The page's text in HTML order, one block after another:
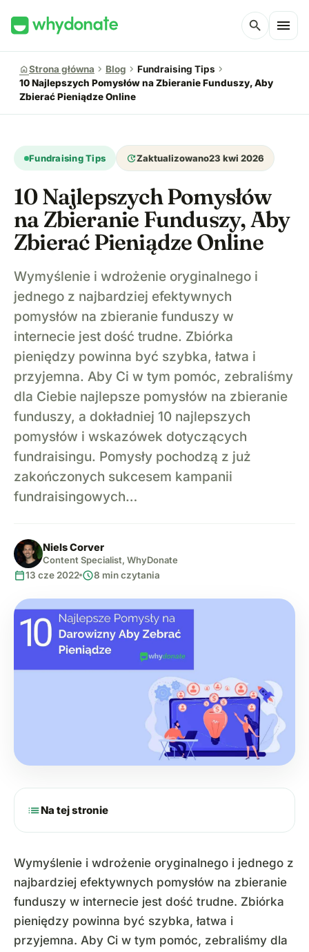
search menu
homeStrona główna chevron_right Blog chevron_right Fundraising Tips chevron_right
10 Najlepszych Pomysłów na Zbieranie Funduszy, Aby
Zbierać Pieniądze Online
Fundraising Tips updateZaktualizowano23 kwi 2026
10 Najlepszych Pomysłów
na Zbieranie Funduszy, Aby
Zbierać Pieniądze Online
Wymyślenie i wdrożenie oryginalnego i
jednego z najbardziej efektywnych
pomysłów na zbieranie funduszy w
internecie jest dość trudne. Zbiórka
pieniędzy powinna być szybka, łatwa i
przyjemna. Aby Ci w tym pomóc, zebraliśmy
dla Ciebie najlepsze pomysłów na zbieranie
funduszy, a dokładniej 10 najlepszych
pomysłów i wskazówek dotyczących
fundraisingu. Pomysły pochodzą z już
zakończonych sukcesem kampanii
fundraisingowych…
Niels Corver
Content Specialist, WhyDonate
calendar_today13 cze 2022 schedule8 min czytania
listNa tej stronie
Wymyślenie i wdrożenie oryginalnego i jednego z
najbardziej efektywnych pomysłów na zbieranie
funduszy w internecie jest dość trudne. Zbiórka
pieniędzy powinna być szybka, łatwa i
przyjemna. Aby Ci w tym pomóc, zebraliśmy dla